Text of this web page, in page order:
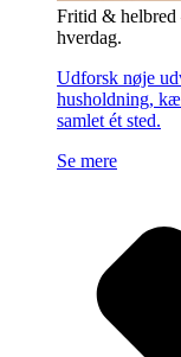
Fritid & helbred
hverdag.
Udforsk nøje
husholdning,
samlet ét sted.
Se mere